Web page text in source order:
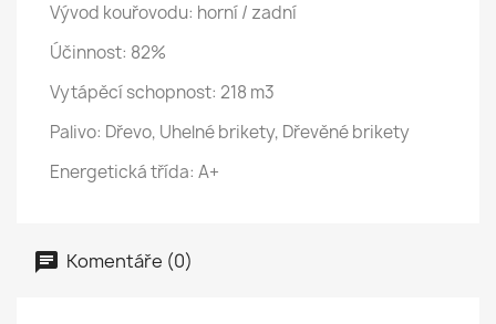
Vývod kouřovodu: horní / zadní
Účinnost: 82%
Vytápěcí schopnost: 218 m3
Palivo: Dřevo, Uhelné brikety, Dřevěné brikety
Energetická třída: A+
Komentáře (0)